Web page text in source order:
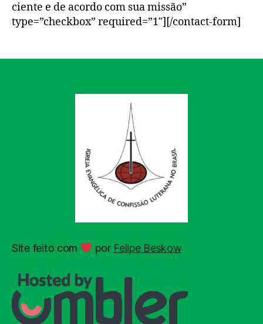
ciente e de acordo com sua missão”
type=”checkbox” required=”1″][/contact-form]
Site feito com por Felipe Beskow